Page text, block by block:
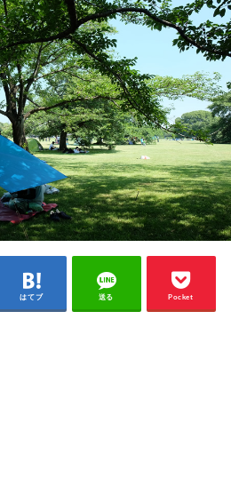
はてブ 送る Pocket